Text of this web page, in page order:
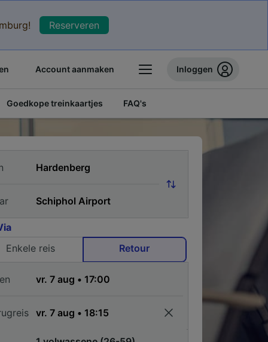
Reserveren
Account aanmaken Inloggen
Goedkope treinkaartjes FAQ's
Enkele reis
Retour